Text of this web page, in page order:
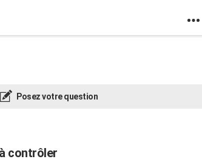
Posez votre question
contrôler